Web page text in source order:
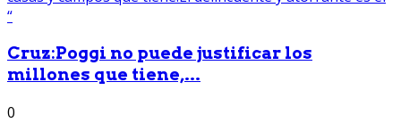
Cruz:Poggi no puede justificar los
millones que tiene,...
0